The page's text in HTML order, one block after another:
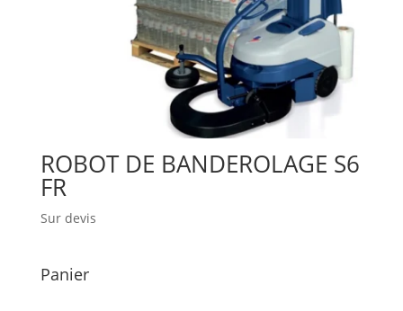
ROBOT DE BANDEROLAGE S6
FR
Sur devis
Panier